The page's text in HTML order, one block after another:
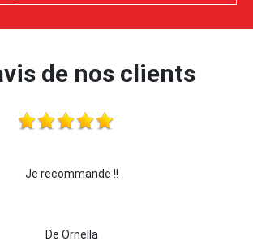
de nos clients
Je recommande !!
De Ornella